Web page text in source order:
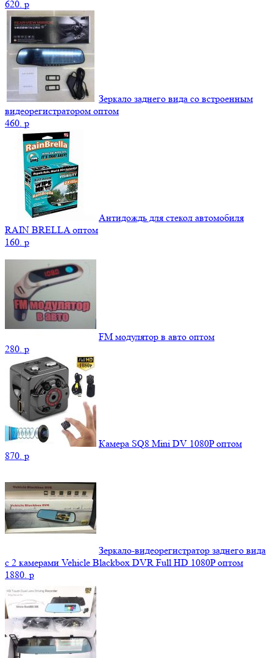
620. p
Зеркало заднего вида со встроенным
видеорегистратором оптом
460. p
Антидождь для стекол автомобиля
RAIN BRELLA оптом
160. p
FM модулятор в авто оптом
280. p
Камера SQ8 Mini DV 1080P оптом
870. p
Зеркало-видеорегистратор заднего вида
с 2 камерами Vehicle Blackbox DVR Full HD 1080P оптом
1880. p